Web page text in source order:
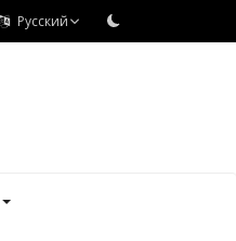
Русский